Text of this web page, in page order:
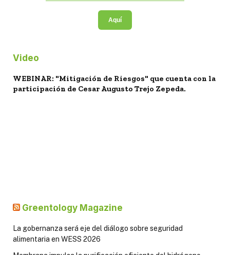
Aquí
Video
WEBINAR: "Mitigación de Riesgos" que cuenta con la
participación de Cesar Augusto Trejo Zepeda.
Greentology Magazine
La gobernanza será eje del diálogo sobre seguridad
alimentaria en WESS 2026